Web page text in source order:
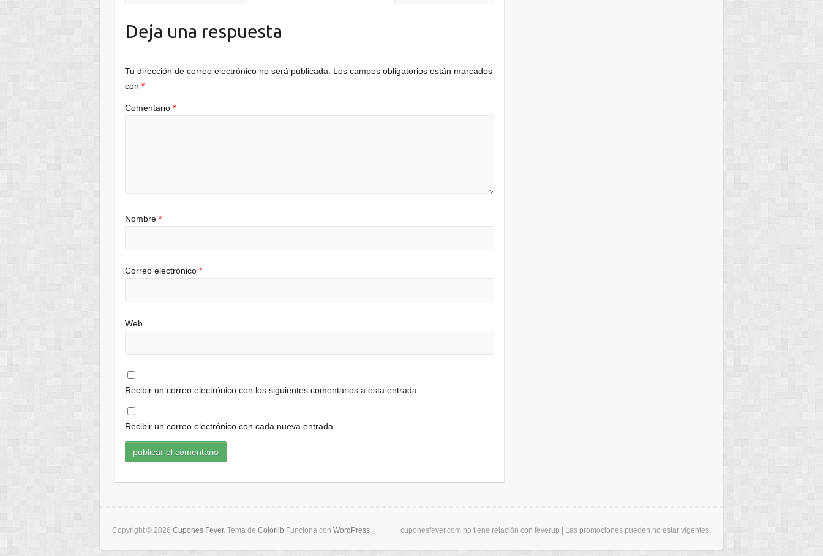
Deja una respuesta
Tu dirección de correo electrónico no será publicada. Los campos obligatorios están marcados
con*
Comentario*
Nombre*
Correo electrónico*
Web
Recibir un correo electrónico con los siguientes comentarios a esta entrada.
Recibir un correo electrónico con cada nueva entrada.
Copyright © 2026 Cupones Fever. Tema de Colorlib Funciona con WordPress cuponesfever.com no tiene relación con feverup | Las promociones pueden no estar vigentes.